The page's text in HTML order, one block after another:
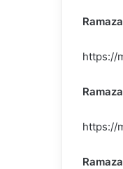
https://
https://